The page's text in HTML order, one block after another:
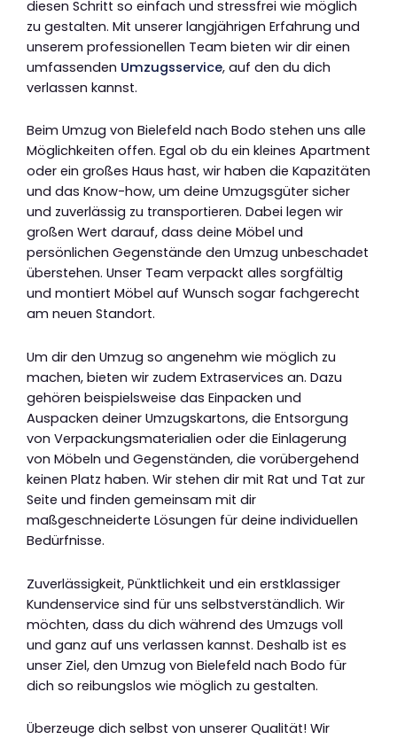
diesen Schritt so einfach und stressfrei wie möglich
zu gestalten. Mit unserer langjährigen Erfahrung und
unserem professionellen Team bieten wir dir einen
umfassenden Umzugsservice, auf den du dich
verlassen kannst.
Beim Umzug von Bielefeld nach Bodo stehen uns alle
Möglichkeiten offen. Egal ob du ein kleines Apartment
oder ein großes Haus hast, wir haben die Kapazitäten
und das Know-how, um deine Umzugsgüter sicher
und zuverlässig zu transportieren. Dabei legen wir
großen Wert darauf, dass deine Möbel und
persönlichen Gegenstände den Umzug unbeschadet
überstehen. Unser Team verpackt alles sorgfältig
und montiert Möbel auf Wunsch sogar fachgerecht
am neuen Standort.
Um dir den Umzug so angenehm wie möglich zu
machen, bieten wir zudem Extraservices an. Dazu
gehören beispielsweise das Einpacken und
Auspacken deiner Umzugskartons, die Entsorgung
von Verpackungsmaterialien oder die Einlagerung
von Möbeln und Gegenständen, die vorübergehend
keinen Platz haben. Wir stehen dir mit Rat und Tat zur
Seite und finden gemeinsam mit dir
maßgeschneiderte Lösungen für deine individuellen
Bedürfnisse.
Zuverlässigkeit, Pünktlichkeit und ein erstklassiger
Kundenservice sind für uns selbstverständlich. Wir
möchten, dass du dich während des Umzugs voll
und ganz auf uns verlassen kannst. Deshalb ist es
unser Ziel, den Umzug von Bielefeld nach Bodo für
dich so reibungslos wie möglich zu gestalten.
Überzeuge dich selbst von unserer Qualität! Wir